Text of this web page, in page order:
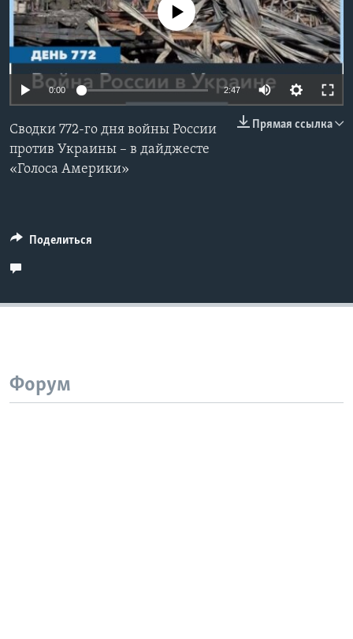
Learning English
СОЦИАЛЬНЫЕ СЕТИ
Языки
No media source currently available
0:00 2:47
Прямая ссылка
Сводки 772-го дня войны России
против Украины – в дайджесте
«Голоса Америки»
Поделиться
Форум